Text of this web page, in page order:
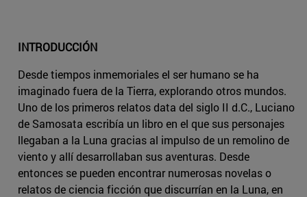
INTRODUCCIÓN
Desde tiempos inmemoriales el ser humano se ha
imaginado fuera de la Tierra, explorando otros mundos.
Uno de los primeros relatos data del siglo II d.C., Luciano
de Samosata escribía un libro en el que sus personajes
llegaban a la Luna gracias al impulso de un remolino de
viento y allí desarrollaban sus aventuras. Desde
entonces se pueden encontrar numerosas novelas o
relatos de ciencia ficción que discurrían en la Luna, en